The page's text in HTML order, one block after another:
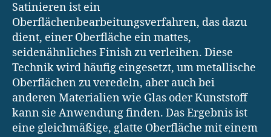
Satinieren ist ein
Oberflächenbearbeitungsverfahren, das dazu
dient, einer Oberfläche ein mattes,
seidenähnliches Finish zu verleihen. Diese
Technik wird häufig eingesetzt, um metallische
Oberflächen zu veredeln, aber auch bei
anderen Materialien wie Glas oder Kunststoff
kann sie Anwendung finden. Das Ergebnis ist
eine gleichmäßige, glatte Oberfläche mit einem